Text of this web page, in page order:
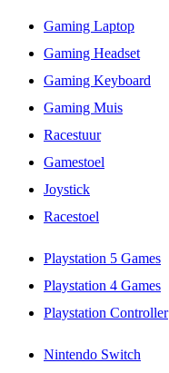
Gaming Laptop
Gaming Headset
Gaming Keyboard
Gaming Muis
Racestuur
Gamestoel
Joystick
Racestoel
Playstation 5 Games
Playstation 4 Games
Playstation Controller
Nintendo Switch